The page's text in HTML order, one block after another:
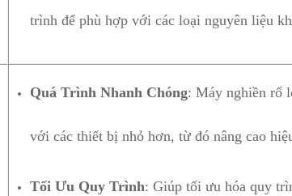
trình để phù hợp với các loại nguyên liệu
Quá Trình Nhanh Chóng: Máy nghiền rổ
với các thiết bị nhỏ hơn, từ đó nâng cao
Tối Ưu Quy Trình: Giúp tối ưu hóa quy